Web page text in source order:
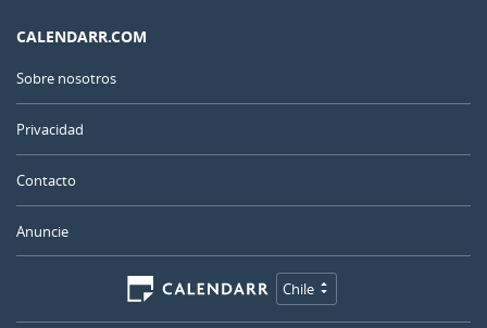
CALENDARR.COM
Sobre nosotros
Privacidad
Contacto
Anuncie
Chile